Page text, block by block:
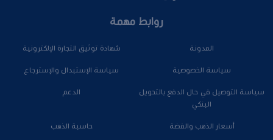
روابط مهمة
المدونة شهادة توثيق التجارة الإلكترونية
سياسة الخصوصية سياسة الإستبدال والإسترجاع
سياسة التوصيل في حال الدفع بالتحويل
البنكي
الدعم
أسعار الذهب والفضة حاسبة الذهب